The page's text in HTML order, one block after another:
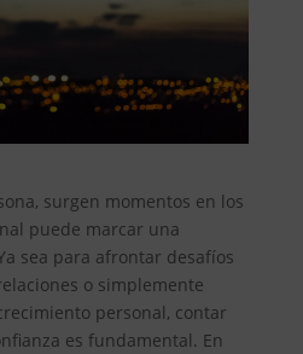
surgen momentos en los
puede marcar una
sea para afrontar desafíos
o simplemente
personal, contar
es fundamental. En